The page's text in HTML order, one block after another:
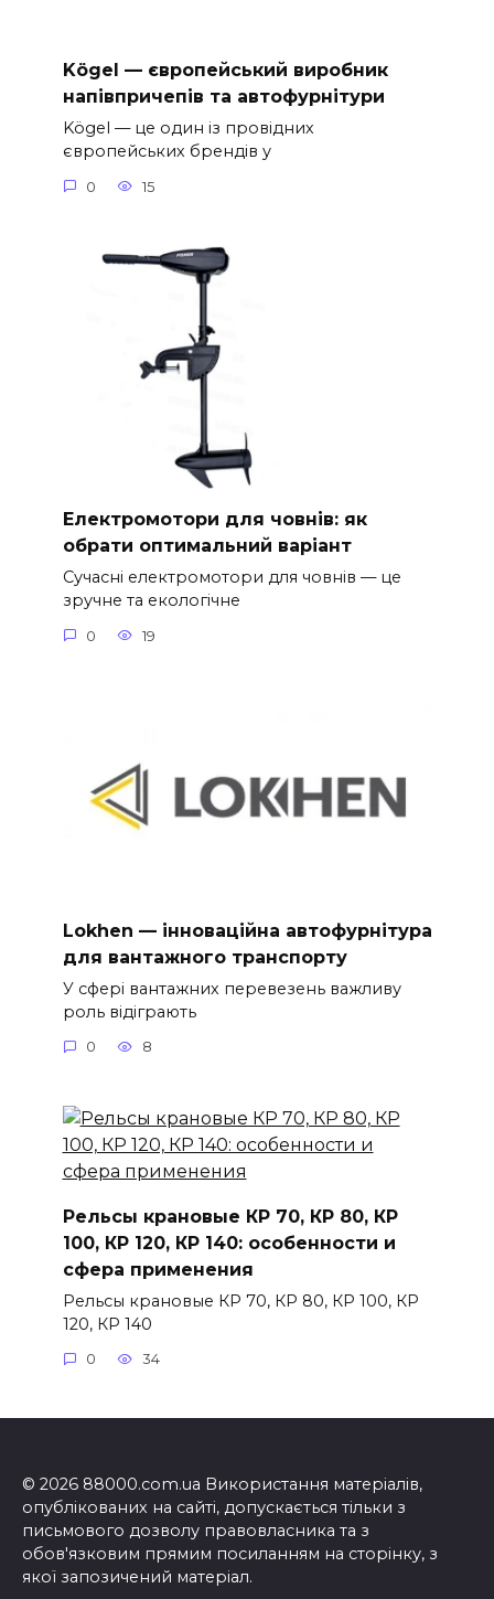
Kögel — європейський виробник
напівпричепів та автофурнітури
Kögel — це один із провідних
європейських брендів у
0 15
Електромотори для човнів: як
обрати оптимальний варіант
Сучасні електромотори для човнів — це
зручне та екологічне
0 19
Lokhen — інноваційна автофурнітура
для вантажного транспорту
У сфері вантажних перевезень важливу
роль відіграють
0 8
Рельсы крановые КР 70, КР 80, КР
100, КР 120, КР 140: особенности и
сфера применения
Рельсы крановые КР 70, КР 80, КР 100, КР
120, КР 140
0 34
© 2026 88000.com.ua Використання матеріалів,
опублікованих на сайті, допускається тільки з
письмового дозволу правовласника та з
обов'язковим прямим посиланням на сторінку, з
якої запозичений матеріал.